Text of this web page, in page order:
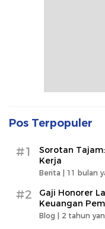
Pos Terpopuler
#1
Sorotan
Kerja
Berita | 11 bulan
#2
Gaji Honorer
Keuangan
Blog | 2 tahun